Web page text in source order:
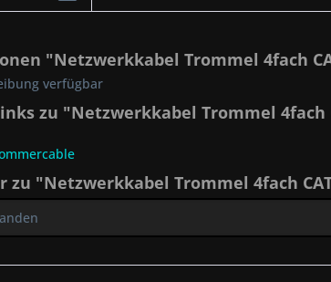
"Netzwerkkabel Trommel 4fach
verfügbar
zu "Netzwerkkabel Trommel 4fach
zu "Netzwerkkabel Trommel 4fach